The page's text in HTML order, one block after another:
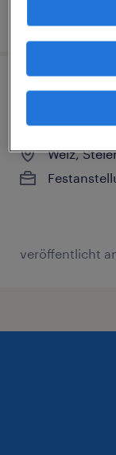
veröffentlicht
in Weiz mit
Weiz,
veröffentlicht